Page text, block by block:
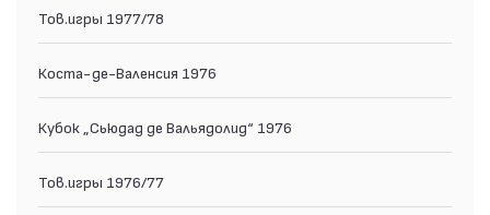
Тов.игры 1977/78
Коста-де-Валенсия 1976
Кубок „Сьюдад де Вальядолид“ 1976
Тов.игры 1976/77